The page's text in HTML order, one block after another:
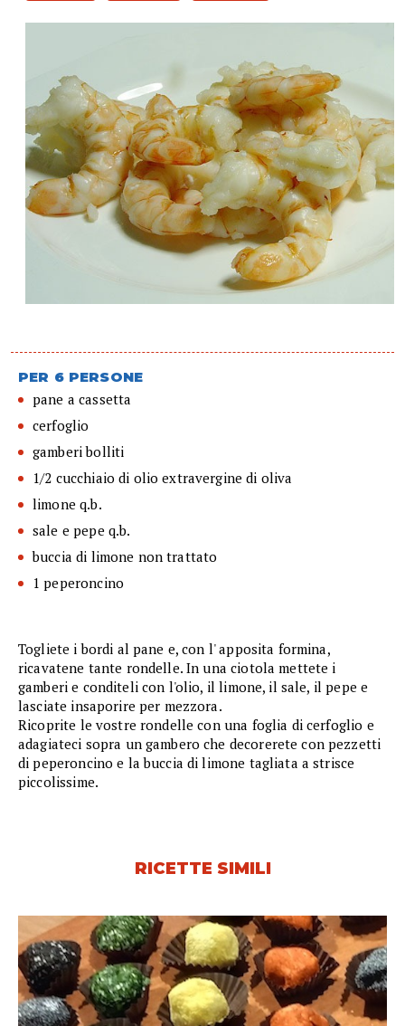
PER 6 PERSONE
pane a cassetta
cerfoglio
gamberi bolliti
1/2 cucchiaio di olio extravergine di oliva
limone q.b.
sale e pepe q.b.
buccia di limone non trattato
1 peperoncino
Togliete i bordi al pane e, con l' apposita formina,
ricavatene tante rondelle. In una ciotola mettete i
gamberi e conditeli con l'olio, il limone, il sale, il pepe e
lasciate insaporire per mezzora.
Ricoprite le vostre rondelle con una foglia di cerfoglio e
adagiateci sopra un gambero che decorerete con pezzetti
di peperoncino e la buccia di limone tagliata a strisce
piccolissime.
RICETTE SIMILI